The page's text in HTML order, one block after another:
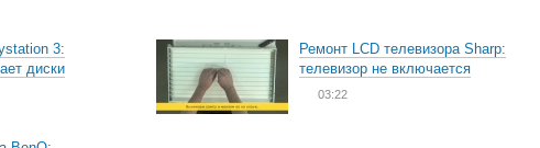
3:
диски
Ремонт LCD телевизора Sharp:
телевизор не включается
03:22